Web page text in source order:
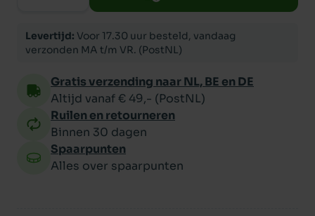
Levertijd: Voor 17.30 uur besteld, vandaag
verzonden MA t/m VR. (PostNL)
Gratis verzending naar NL, BE en DE
Altijd vanaf € 49,- (PostNL)
Ruilen en retourneren
Binnen 30 dagen
Spaarpunten
Alles over spaarpunten